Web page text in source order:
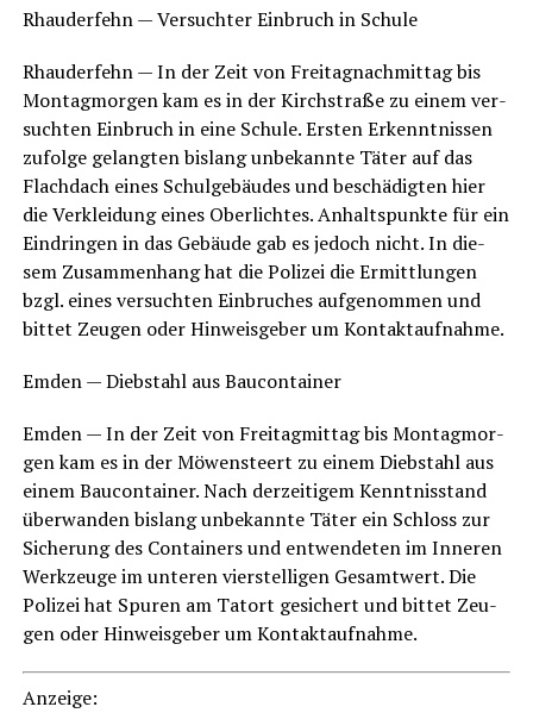
Rhau­der­fehn — Ver­such­ter Ein­bruch in Schule
Rhau­der­fehn — In der Zeit von Frei­tag­nach­mit­tag bis
Mon­tag­mor­gen kam es in der Kirch­stra­ße zu einem ver­
such­ten Ein­bruch in eine Schu­le. Ers­ten Erkennt­nis­sen
zufol­ge gelang­ten bis­lang unbe­kann­te Täter auf das
Flach­dach eines Schul­ge­bäu­des und beschä­dig­ten hier
die Ver­klei­dung eines Ober­lich­tes. Anhalts­punk­te für ein
Ein­drin­gen in das Gebäu­de gab es jedoch nicht. In die­
sem Zusam­men­hang hat die Poli­zei die Ermitt­lun­gen
bzgl. eines ver­such­ten Ein­bru­ches auf­ge­nom­men und
bit­tet Zeu­gen oder Hin­weis­ge­ber um Kontaktaufnahme.
Emden — Dieb­stahl aus Baucontainer
Emden — In der Zeit von Frei­tag­mit­tag bis Mon­tag­mor­
gen kam es in der Möwen­steert zu einem Dieb­stahl aus
einem Bau­con­tai­ner. Nach der­zei­ti­gem Kennt­nis­stand
über­wan­den bis­lang unbe­kann­te Täter ein Schloss zur
Siche­rung des Con­tai­ners und ent­wen­de­ten im Inne­ren
Werk­zeu­ge im unte­ren vier­stel­li­gen Gesamt­wert. Die
Poli­zei hat Spu­ren am Tat­ort gesi­chert und bit­tet Zeu­
gen oder Hin­weis­ge­ber um Kontaktaufnahme.
Anzei­ge: